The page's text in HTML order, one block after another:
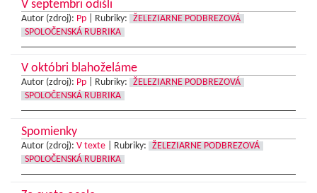
V septembri odišli
Autor (zdroj): Pp Rubriky:
ŽELEZIARNE PODBREZOVÁ
SPOLOČENSKÁ RUBRIKA
V októbri blahoželáme
Autor (zdroj): Pp Rubriky:
ŽELEZIARNE PODBREZOVÁ
SPOLOČENSKÁ RUBRIKA
Spomienky
Autor (zdroj): V texte Rubriky:
ŽELEZIARNE PODBREZOVÁ
SPOLOČENSKÁ RUBRIKA